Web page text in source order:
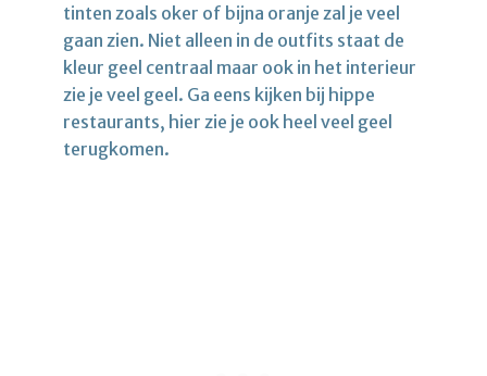
tinten zoals oker of bijna oranje zal je veel
gaan zien. Niet alleen in de outfits staat de
kleur geel centraal maar ook in het interieur
zie je veel geel. Ga eens kijken bij hippe
restaurants, hier zie je ook heel veel geel
terugkomen.